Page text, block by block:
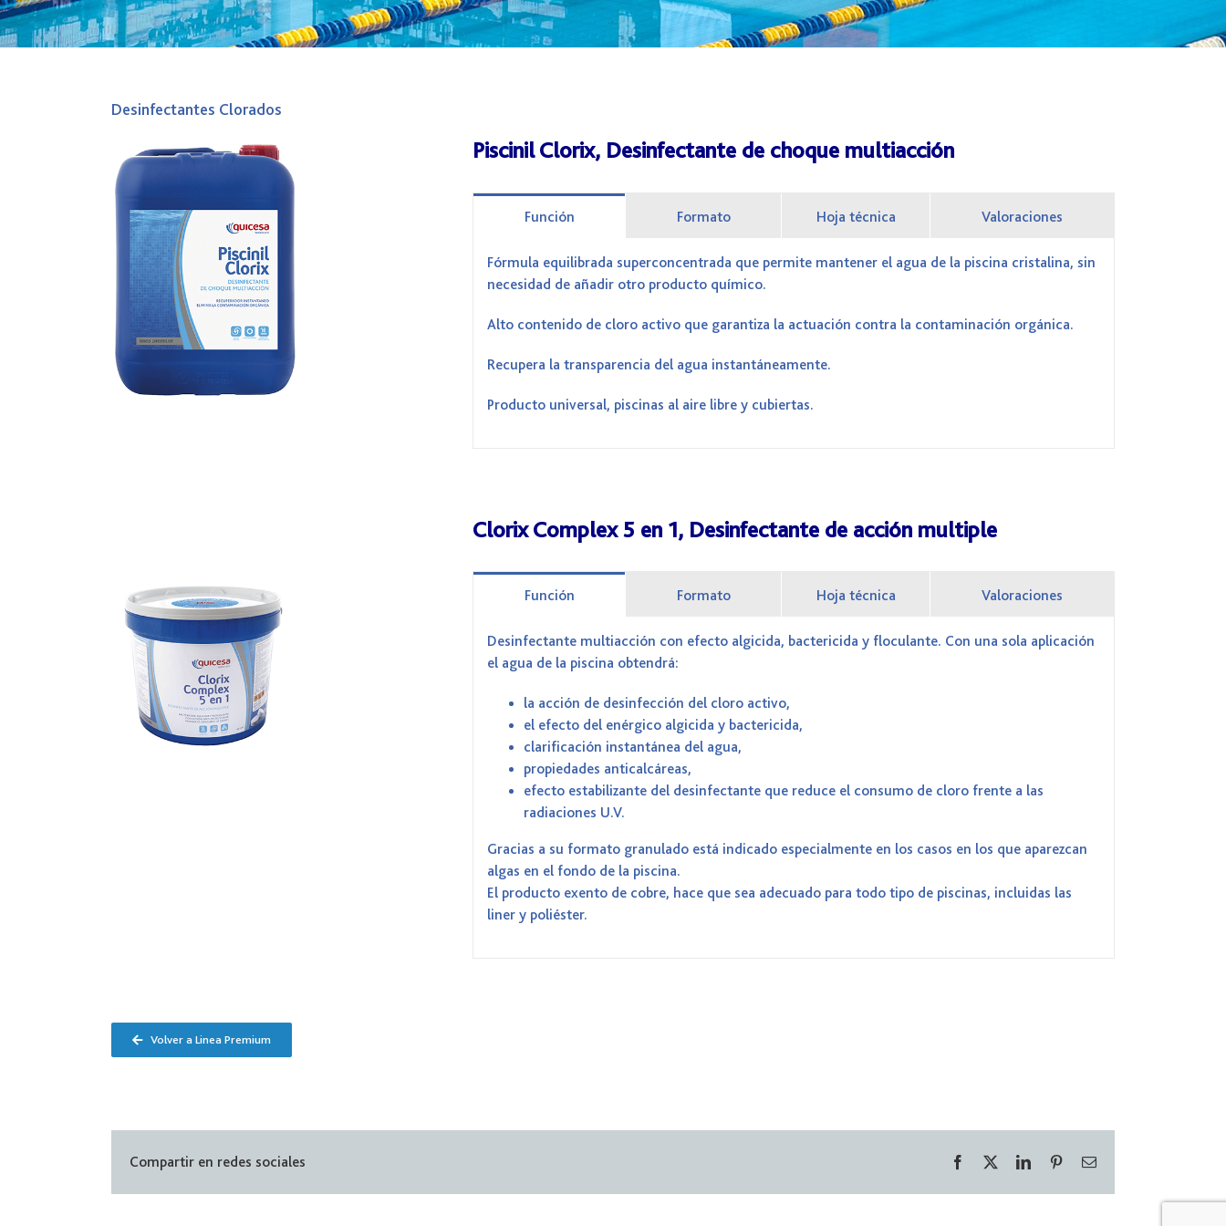
Desinfectantes Clorados
Piscinil Clorix, Desinfectante de choque multiacción
Función Formato Hoja técnica Valoraciones
Fórmula equilibrada superconcentrada que permite mantener el agua de la piscina cristalina, sin
necesidad de añadir otro producto químico.
Alto contenido de cloro activo que garantiza la actuación contra la contaminación orgánica.
Recupera la transparencia del agua instantáneamente.
Producto universal, piscinas al aire libre y cubiertas.
Clorix Complex 5 en 1, Desinfectante de acción multiple
Función Formato Hoja técnica Valoraciones
Desinfectante multiacción con efecto algicida, bactericida y floculante. Con una sola aplicación
el agua de la piscina obtendrá:
la acción de desinfección del cloro activo,
el efecto del enérgico algicida y bactericida,
clarificación instantánea del agua,
propiedades anticalcáreas,
efecto estabilizante del desinfectante que reduce el consumo de cloro frente a las
radiaciones U.V.
Gracias a su formato granulado está indicado especialmente en los casos en los que aparezcan
algas en el fondo de la piscina.
El producto exento de cobre, hace que sea adecuado para todo tipo de piscinas, incluidas las
liner y poliéster.
Volver a Linea Premium
Compartir en redes sociales Facebook LinkedInPinterestCorreo